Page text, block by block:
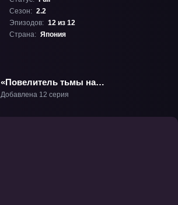
Сезон: 2.2
Эпизодов: 12 из 12
Страна: Япония
«Повелитель тьмы на
подработке! 2» ТВ-2.2
Добавлена 12 серия